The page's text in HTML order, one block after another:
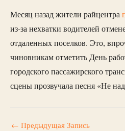
Месяц назад жители райцентра
из-за нехватки водителей
отдаленных поселков. Это,
чиновникам отметить День
городского пассажирского
сцены прозвучала песня «Не
← Предыдущая Запись